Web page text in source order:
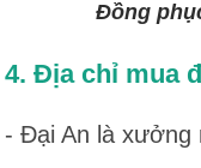
Đồng
4. Địa chỉ mua
- Đại An là xưởng